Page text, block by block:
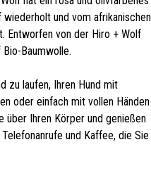
und vom afrikanischen
Entworfen von der Hiro + Wolf
Baumwolle.
zu laufen, Ihren Hund mit
oder einfach mit vollen Händen
über Ihren Körper und genießen
und Kaffee, die Sie